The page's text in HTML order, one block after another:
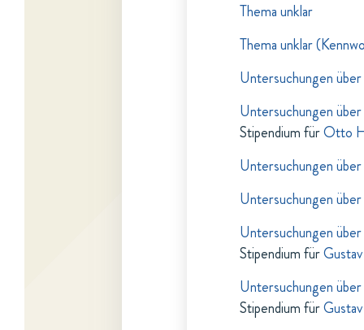
Thema unklar
Thema unklar
Untersuchungen
Untersuchungen
Stipendium fürOtto
Untersuchungen
Untersuchungen
Untersuchungen
Stipendium für
Untersuchungen
Stipendium für